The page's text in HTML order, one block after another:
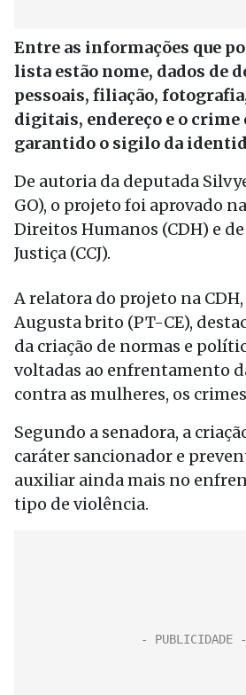
Entre as informações que
lista estão nome, dados de
pessoais, filiação,
digitais, endereço e o crime
garantido o sigilo da
De autoria da deputada
GO), o projeto foi aprovado
Direitos Humanos (CDH) e
Justiça (CCJ).
A relatora do projeto na
Augusta brito (PT-CE),
da criação de normas e
voltadas ao enfrentamento
contra as mulheres, os
Segundo a senadora, a
caráter sancionador e
auxiliar ainda mais no
tipo de violência.